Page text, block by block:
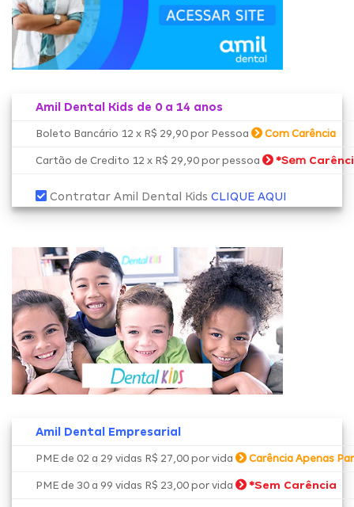
Amil Dental Kids de 0 a 14 anos
Boleto Bancário 12 x R$ 29,90 por Pessoa Com Carência
Cartão de Credito 12 x R$ 29,90 por pessoa *Sem
Contratar Amil Dental Kids CLIQUE AQUI
Amil Dental Empresarial
PME de 02 a 29 vidas R$ 27,00 por vida Carência Apenas
PME de 30 a 99 vidas R$ 23,00 por vida *Sem Carência